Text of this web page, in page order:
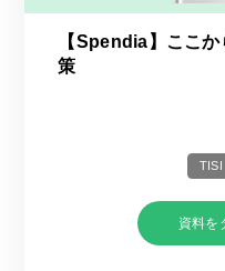
【Spendia】ここ
策
TISI
資料を